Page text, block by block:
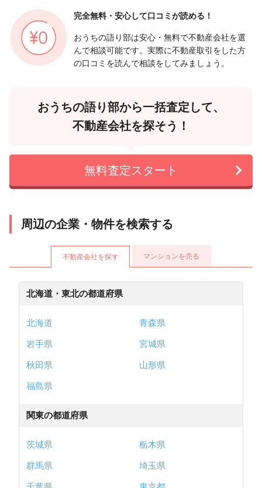
完全無料・安心して口コミが読める！
おうちの語り部は安心・無料で不動産会社を選
んで相談可能です。実際に不動産取引をした方
の口コミを読んで相談をしてみましょう。
おうちの語り部から一括査定して、
不動産会社を探そう！
無料査定スタート
周辺の企業・物件を検索する
不動産会社を探す マンションを売る
北海道・東北の都道府県
北海道
青森県
岩手県
宮城県
秋田県
山形県
福島県
関東の都道府県
茨城県
栃木県
群馬県
埼玉県